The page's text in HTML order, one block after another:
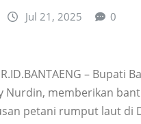
Jul 21, 2025 0
– Bupati
Nurdin, memberikan
petani rumput laut di